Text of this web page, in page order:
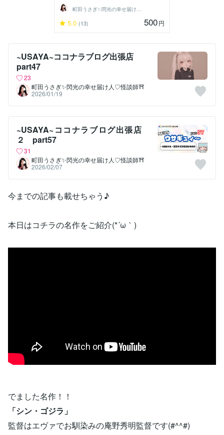
町田うさぎ✨閃光の幸せ届け人♡怪談師⛩️
5.0 (13) 500円
~USAYA~ココナラブログ出張店
part47
23
町田うさぎ✨閃光の幸せ届け人♡怪談師⛩️
2026/01/19
~USAYA~ココナラブログ出張店
２ part57
31
町田うさぎ✨閃光の幸せ届け人♡怪談師⛩️
2026/02/07
今までの記事も載せちゃう♪
本日はコチラの名作をご紹介(*´ω｀)
でました名作！！
「シン・ゴジラ」
監督はエヴァでお馴染みの庵野秀明監督です(#^^#)